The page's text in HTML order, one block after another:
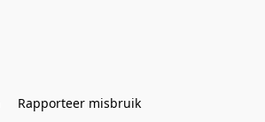
Rapporteer misbruik